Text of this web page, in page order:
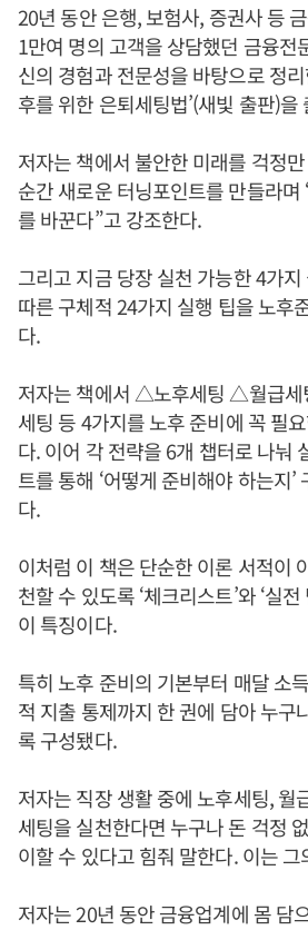
20년 동안 은행, 보험사, 증권사 등
1만여 명의 고객을 상담했던 금융전
신의 경험과 전문성을 바탕으로 정
후를 위한 은퇴세팅법’(새빛 출판)을
저자는 책에서 불안한 미래를 걱정
순간 새로운 터닝포인트를 만들라
를 바꾼다”고 강조한다.
그리고 지금 당장 실천 가능한 4가
따른 구체적 24가지 실행 팁을 노후
다.
저자는 책에서 △노후세팅 △월급
세팅 등 4가지를 노후 준비에 꼭 필
다. 이어 각 전략을 6개 챕터로 나눠
트를 통해 ‘어떻게 준비해야 하는지
다.
이처럼 이 책은 단순한 이론 서적이
천할 수 있도록 ‘체크리스트’와 ‘실
이 특징이다.
특히 노후 준비의 기본부터 매달 소
적 지출 통제까지 한 권에 담아 누구
록 구성됐다.
저자는 직장 생활 중에 노후세팅, 월
세팅을 실천한다면 누구나 돈 걱정
이할 수 있다고 힘줘 말한다. 이는
저자는 20년 동안 금융업계에 몸 담